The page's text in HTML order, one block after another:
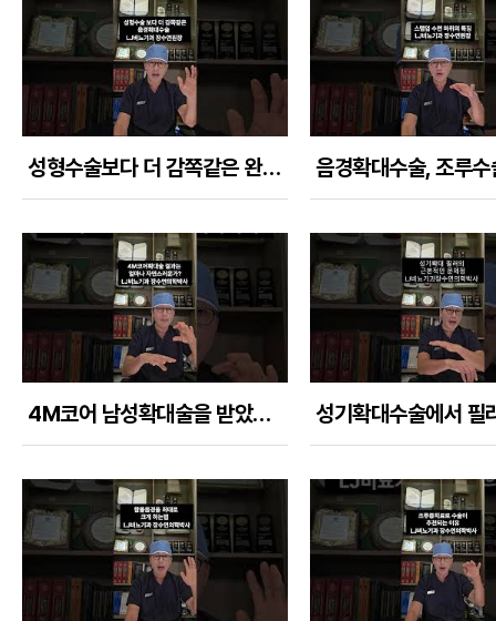
성형수술보다 더 감쪽같은 완성도 높은 음경확대수술!!
4M코어 남성확대술을 받았을 때 수술결과는 얼마나 자연스러운가?